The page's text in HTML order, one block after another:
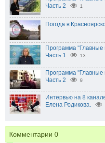
Часть 2
1
Погода в
Программа "Главные
Часть 1
13
Программа "Главные
Часть 2
9
Интервью на 8
Елена Родикова.
Комментарии 0